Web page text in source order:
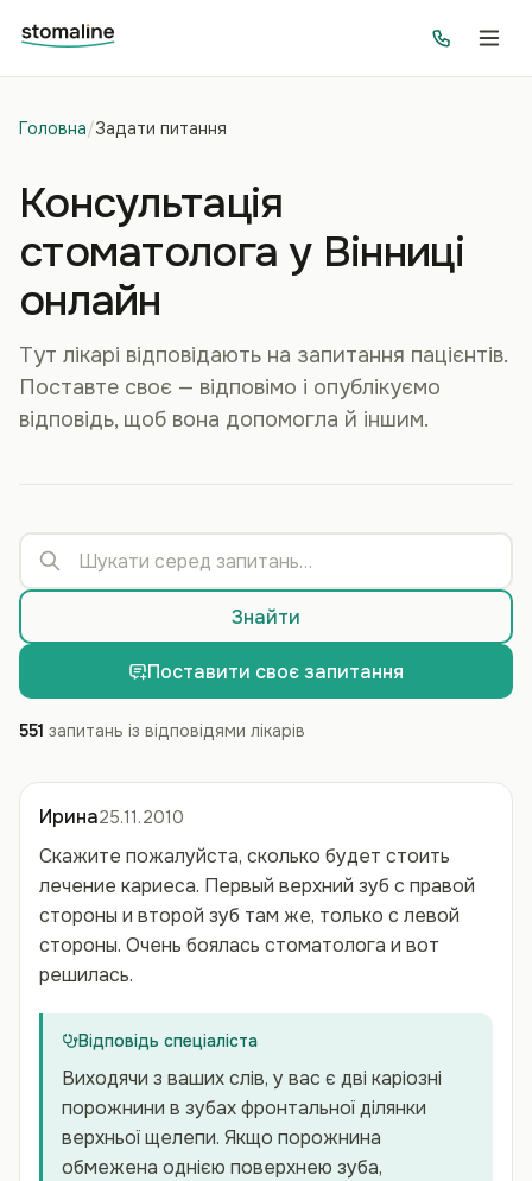
Головна/Задати питання
Консультація
стоматолога у Вінниці
онлайн
Тут лікарі відповідають на запитання пацієнтів.
Поставте своє — відповімо і опублікуємо
відповідь, щоб вона допомогла й іншим.
Знайти
Поставити своє запитання
551 запитань із відповідями лікарів
Ирина25.11.2010
Скажите пожалуйста, сколько будет стоить
лечение кариеса. Первый верхний зуб с правой
стороны и второй зуб там же, только с левой
стороны. Очень боялась стоматолога и вот
решилась.
Відповідь спеціаліста
Виходячи з ваших слів, у вас є дві каріозні
порожнини в зубах фронтальної ділянки
верхньої щелепи. Якщо порожнина
обмежена однією поверхнею зуба,